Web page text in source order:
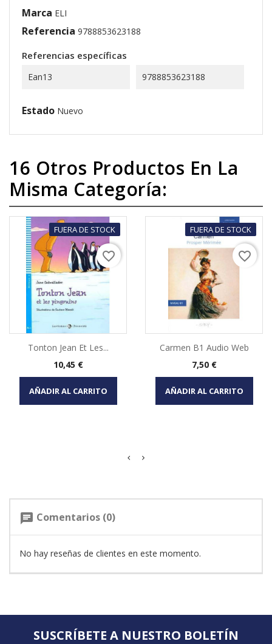
Marca ELI
Referencia 9788853623188
Referencias específicas
Ean13 9788853623188
Estado Nuevo
16 Otros Productos En La
Misma Categoría:
FUERA DE STOCK
Tonton Jean Et Les...
Precio
10,45 €
AÑADIR AL CARRITO
favorite_border
FUERA DE STOCK
Carmen B1 Audio Web
Precio
7,50 €
AÑADIR AL CARRITO
favorite_border
chat Comentarios (0)
No hay reseñas de clientes en este momento.
SUSCRÍBETE A NUESTRO BOLETÍN